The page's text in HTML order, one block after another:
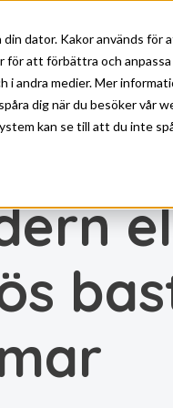
dator. Kakor används
för att förbättra och
i andra medier. Mer
dig när du besöker vår
kan se till att du inte